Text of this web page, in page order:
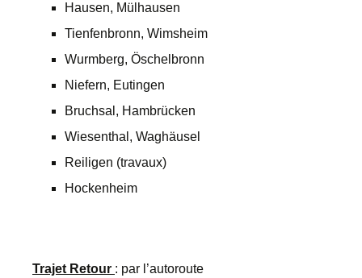
Hausen, Mülhausen
Tienfenbronn, Wimsheim
Wurmberg, Öschelbronn
Niefern, Eutingen
Bruchsal, Hambrücken
Wiesenthal, Waghäusel
Reiligen (travaux)
Hockenheim
Trajet Retour : par l’autoroute